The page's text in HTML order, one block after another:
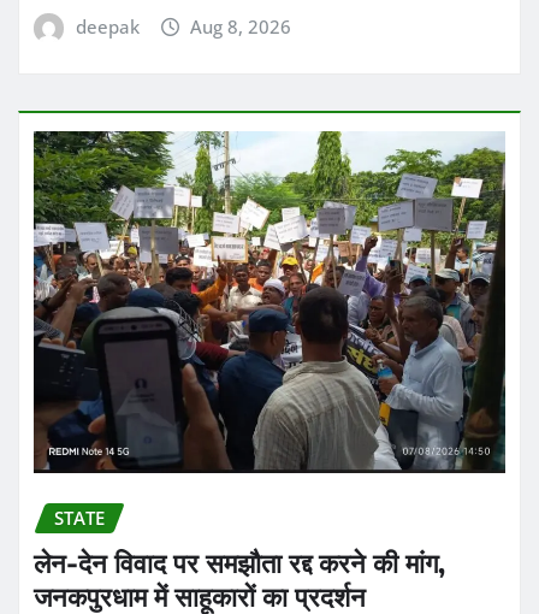
deepak Aug 8, 2026
STATE
लेन-देन विवाद पर समझौता रद्द करने की मांग,
जनकपुरधाम में साहूकारों का प्रदर्शन